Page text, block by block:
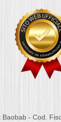
Baobab - Cod.